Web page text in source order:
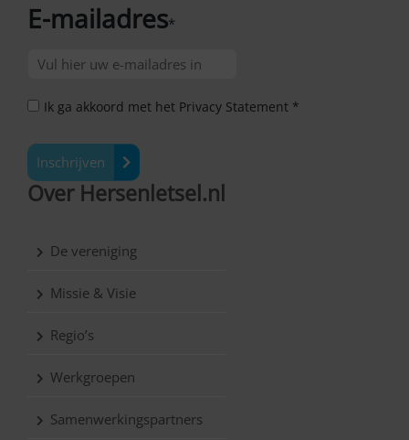
E-mailadres*
Ik ga akkoord met het Privacy Statement *
Inschrijven
Over Hersenletsel.nl
De vereniging
Missie & Visie
Regio’s
Werkgroepen
Samenwerkingspartners